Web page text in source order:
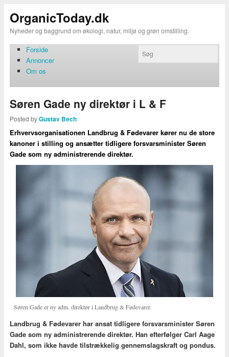
OrganicToday.dk
Nyheder og baggrund om økologi, natur, miljø og grøn omstilling.
Forside
Annoncer
Om os
Søren Gade ny direktør i L & F
Posted byGustav Bech
Erhvervsorganisationen Landbrug & Fødevarer kører nu de store
kanoner i stilling og ansætter tidligere forsvarsminister Søren
Gade som ny administrerende direktør.
Søren Gade er ny adm. direktør i Landbrug & Fødevarer.
Landbrug & Fødevarer har ansat tidligere forsvarsminister Søren
Gade som ny administrerende direktør. Han efterfølger Carl Aage
Dahl, som ikke havde tilstrækkelig gennemslagskraft og pondus.